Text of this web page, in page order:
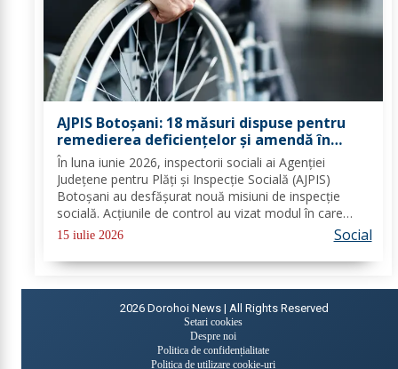
AJPIS Botoșani: 18 măsuri dispuse pentru
remedierea deficiențelor și amendă în
valoare de 80.000 lei aplicate de inspectorii
sociali
În luna iunie 2026, inspectorii sociali ai Agenției
Județene pentru Plăți și Inspecție Socială (AJPIS)
Botoșani au desfășurat nouă misiuni de inspecție
socială. Acțiunile de control au vizat modul în care
sunt respectate standardele minime de calitate în
15 iulie 2026 Social
2026 Dorohoi News | All Rights Reserved
Setari cookies
Despre noi
Politica de confidențialitate
Politica de utilizare cookie-uri